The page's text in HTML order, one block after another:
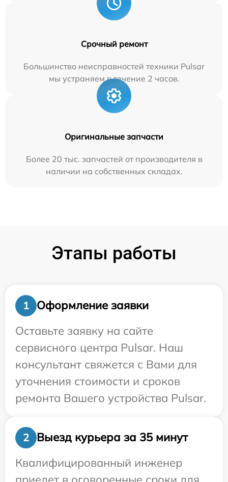
Срочный ремонт
Большинство неисправностей техники Pulsar
мы устраняем в течение 2 часов.
Оригинальные запчасти
Более 20 тыс. запчастей от производителя в
наличии на собственных складах.
Этапы работы
1
Оформление заявки
Оставьте заявку на сайте
сервисного центра Pulsar. Наш
консультант свяжется с Вами для
уточнения стоимости и сроков
ремонта Вашего устройства Pulsar.
2
Выезд курьера за 35 минут
Квалифицированный инженер